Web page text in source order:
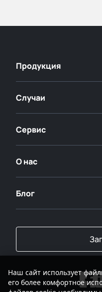
Продукция
Случаи
Сервис
О нас
Блог
Наш сайт использует
его более комфортное